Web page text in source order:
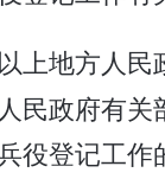
上地方人民
民政府有关
役登记工作